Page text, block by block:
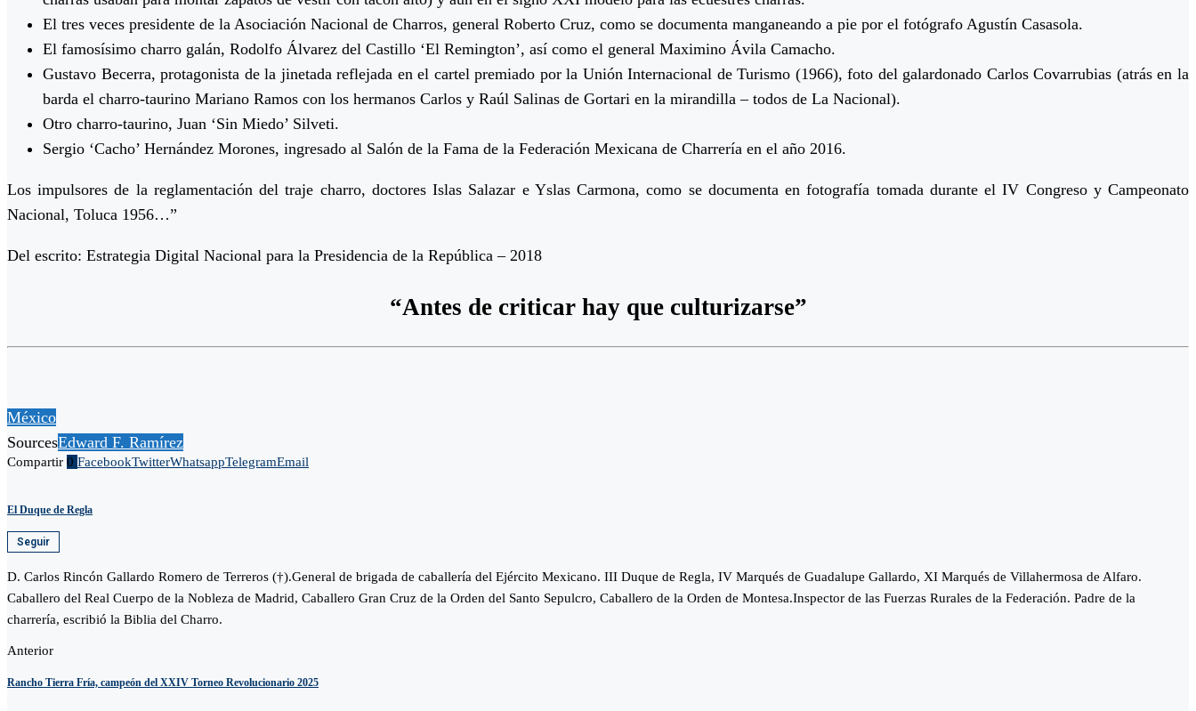
El tres veces presidente de la Asociación Nacional de Charros, general Roberto Cruz, como se documenta manganeando a pie por el fotógrafo Agustín Casasola.
El famosísimo charro galán, Rodolfo Álvarez del Castillo ‘El Remington’, así como el general Maximino Ávila Camacho.
Gustavo Becerra, protagonista de la jinetada reflejada en el cartel premiado por la Unión Internacional de Turismo (1966), foto del galardonado Carlos Covarrubias (atrás en la
barda el charro-taurino Mariano Ramos con los hermanos Carlos y Raúl Salinas de Gortari en la mirandilla – todos de La Nacional).
Otro charro-taurino, Juan ‘Sin Miedo’ Silveti.
Sergio ‘Cacho’ Hernández Morones, ingresado al Salón de la Fama de la Federación Mexicana de Charrería en el año 2016.
Los impulsores de la reglamentación del traje charro, doctores Islas Salazar e Yslas Carmona, como se documenta en fotografía tomada durante el IV Congreso y Campeonato
Nacional, Toluca 1956…”
Del escrito: Estrategia Digital Nacional para la Presidencia de la República – 2018
“Antes de criticar hay que culturizarse”
México
SourcesEdward F. Ramírez
Compartir 0 FacebookTwitterWhatsappTelegramEmail
El Duque de Regla
Seguir
D. Carlos Rincón Gallardo Romero de Terreros (†).General de brigada de caballería del Ejército Mexicano. III Duque de Regla, IV Marqués de Guadalupe Gallardo, XI Marqués de Villahermosa de Alfaro.
Caballero del Real Cuerpo de la Nobleza de Madrid, Caballero Gran Cruz de la Orden del Santo Sepulcro, Caballero de la Orden de Montesa.Inspector de las Fuerzas Rurales de la Federación. Padre de la
charrería, escribió la Biblia del Charro.
Anterior
Rancho Tierra Fría, campeón del XXIV Torneo Revolucionario 2025